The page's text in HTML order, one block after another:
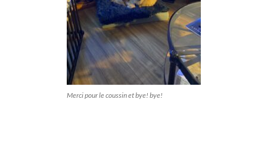
Merci pour le coussin et bye! bye!